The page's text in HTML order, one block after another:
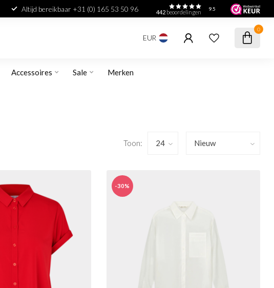
Altijd bereikbaar +31 (0) 165 53 50 96 442beoordelingen
9.5
EUR
0
Accessoires Sale Merken
Toon:
-30%